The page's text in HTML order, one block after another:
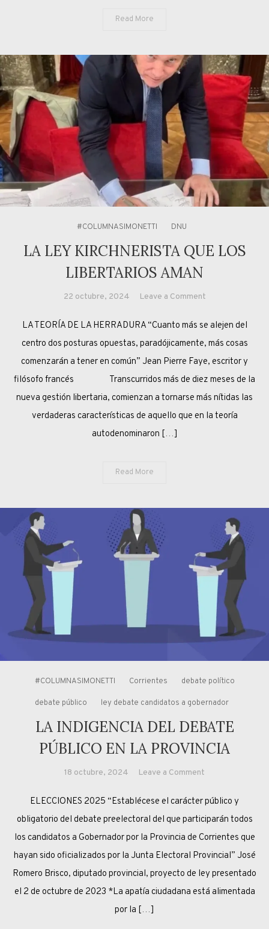
Read More
#COLUMNASIMONETTI DNU
LA LEY KIRCHNERISTA QUE LOS
LIBERTARIOS AMAN
22 octubre, 2024 Leave a Commenton
LEY
KIRCHNERISTA
AMAN
LA TEORÍA DE LA HERRADURA “Cuanto más se alejen del
centro dos posturas opuestas, paradójicamente, más cosas
comenzarán a tener en común” Jean Pierre Faye, escritor y
filósofo francés Transcurridos más de diez meses de la
nueva gestión libertaria, comienzan a tornarse más nítidas las
verdaderas características de aquello que en la teoría
autodenominaron […]
Read More
#COLUMNASIMONETTI Corrientes debate político
debate público ley debate candidatos a gobernador
LA INDIGENCIA DEL DEBATE
PÚBLICO EN LA PROVINCIA
18 octubre, 2024 Leave a Comment
INDIGENCIA
DEL
DEBATE
LA
PROVINCIA
ELECCIONES 2025 “Establécese el carácter público y
obligatorio del debate preelectoral del que participarán todos
los candidatos a Gobernador por la Provincia de Corrientes que
hayan sido oficializados por la Junta Electoral Provincial” José
Romero Brisco, diputado provincial, proyecto de ley presentado
el 2 de octubre de 2023 *La apatía ciudadana está alimentada
por la […]